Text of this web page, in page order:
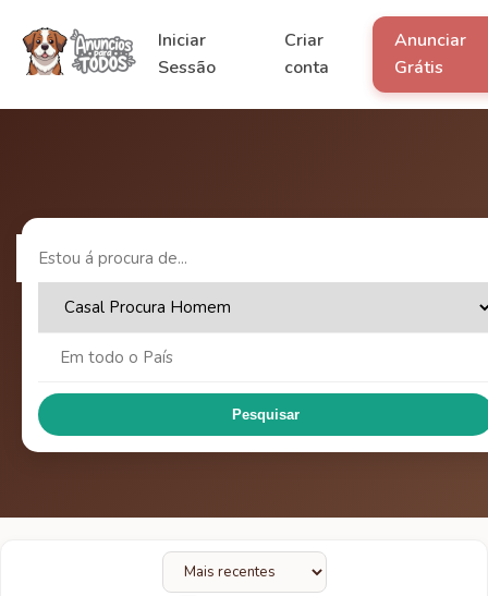
Iniciar
Sessão
Criar
conta
Anunciar
Grátis
Pesquisar